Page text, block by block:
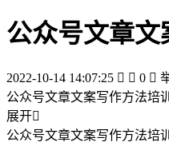
公众号文章文
2022-10-14 14:07:25   0 
公众号文章文案写作方法培训
展开
公众号文章文案写作方法培训